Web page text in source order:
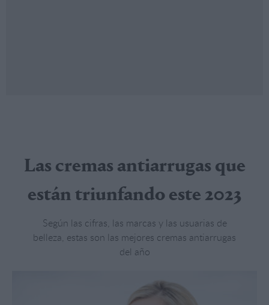
Las cremas antiarrugas que
están triunfando este 2023
Según las cifras, las marcas y las usuarias de
belleza, estas son las mejores cremas antiarrugas
del año